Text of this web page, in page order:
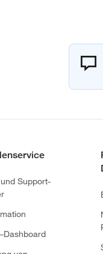
Support-
Dashboard